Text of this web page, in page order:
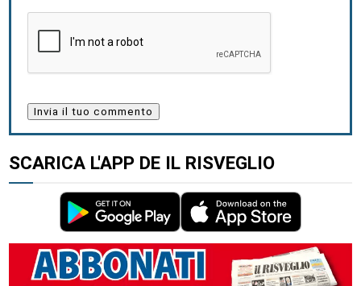
SCARICA L'APP DE IL RISVEGLIO